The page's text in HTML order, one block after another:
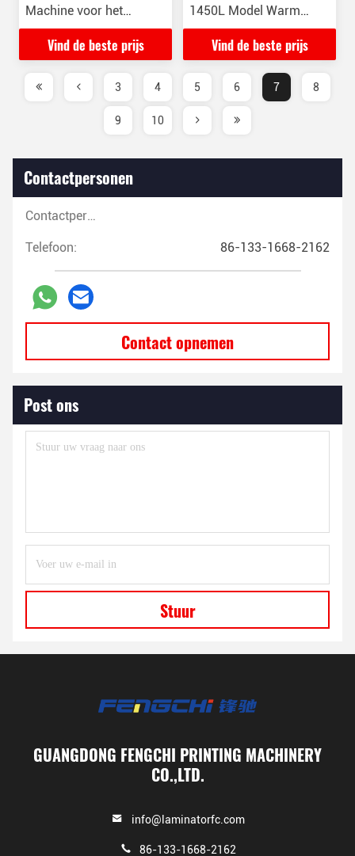
Machine voor het
stapelen van
papierstapel
Vind de beste prijs
1450L Model Warm
Laminating Paper Film
16000pcs/Uur
Vind de beste prijs
3 4 5 6 7 8
9 10
Contactpersonen
Contactpersonen:
Telefoon: 86-133-1668-2162
Contact opnemen
Post ons
Stuur
GUANGDONG FENGCHI PRINTING MACHINERY
CO.,LTD.
info@laminatorfc.com
86-133-1668-2162